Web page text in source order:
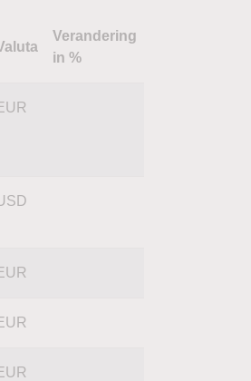
Verandering
in %